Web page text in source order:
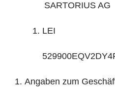
SARTORIUS AG
LEI
Angaben zum